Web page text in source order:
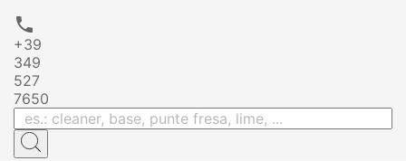

+39
349
527
7650